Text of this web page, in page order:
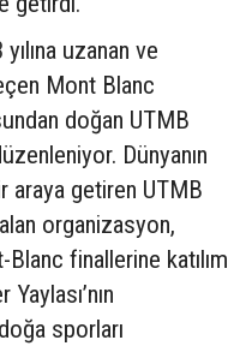
uzanan ve
Mont Blanc
doğan UTMB
Dünyanın
araya getiren UTMB
organizasyon,
finallerine katılım
sporları